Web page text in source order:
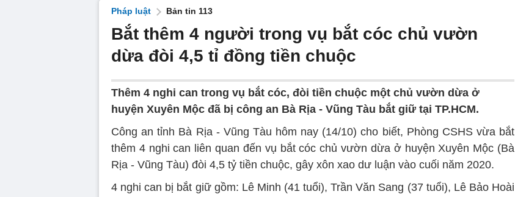
Pháp luật Bản tin 113
Bắt thêm 4 người trong vụ bắt cóc chủ vườn
dừa đòi 4,5 tỉ đồng tiền chuộc
Thêm 4 nghi can trong vụ bắt cóc, đòi tiền chuộc một chủ vườn dừa ở
huyện Xuyên Mộc đã bị công an Bà Rịa - Vũng Tàu bắt giữ tại TP.HCM.
Công an tỉnh Bà Rịa - Vũng Tàu hôm nay (14/10) cho biết, Phòng CSHS vừa bắt
thêm 4 nghi can liên quan đến vụ bắt cóc chủ vườn dừa ở huyện Xuyên Mộc (Bà
Rịa - Vũng Tàu) đòi 4,5 tỷ tiền chuộc, gây xôn xao dư luận vào cuối năm 2020.
4 nghi can bị bắt giữ gồm: Lê Minh (41 tuổi), Trần Văn Sang (37 tuổi), Lê Bảo Hoài